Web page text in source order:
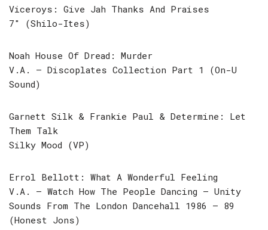
Viceroys: Give Jah Thanks And Praises
7″ (Shilo-Ites)
Noah House Of Dread: Murder
V.A. – Discoplates Collection Part 1 (On-U
Sound)
Garnett Silk & Frankie Paul & Determine: Let
Them Talk
Silky Mood (VP)
Errol Bellott: What A Wonderful Feeling
V.A. – Watch How The People Dancing – Unity
Sounds From The London Dancehall 1986 – 89
(Honest Jons)